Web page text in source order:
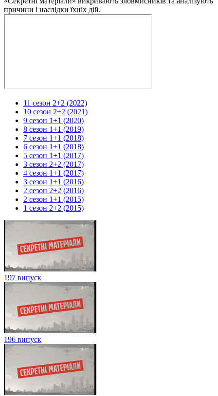
причини і наслідки їхніх дій.
11 сезон 2+2 (2022)
10 сезон 2+2 (2021)
9 сезон 1+1 (2020)
8 сезон 1+1 (2019)
7 сезон 1+1 (2018)
6 сезон 1+1 (2018)
5 сезон 1+1 (2017)
3 сезон 2+2 (2017)
4 сезон 1+1 (2017)
3 сезон 1+1 (2016)
2 сезон 2+2 (2016)
2 сезон 1+1 (2015)
1 сезон 2+2 (2015)
197 випуск
196 випуск